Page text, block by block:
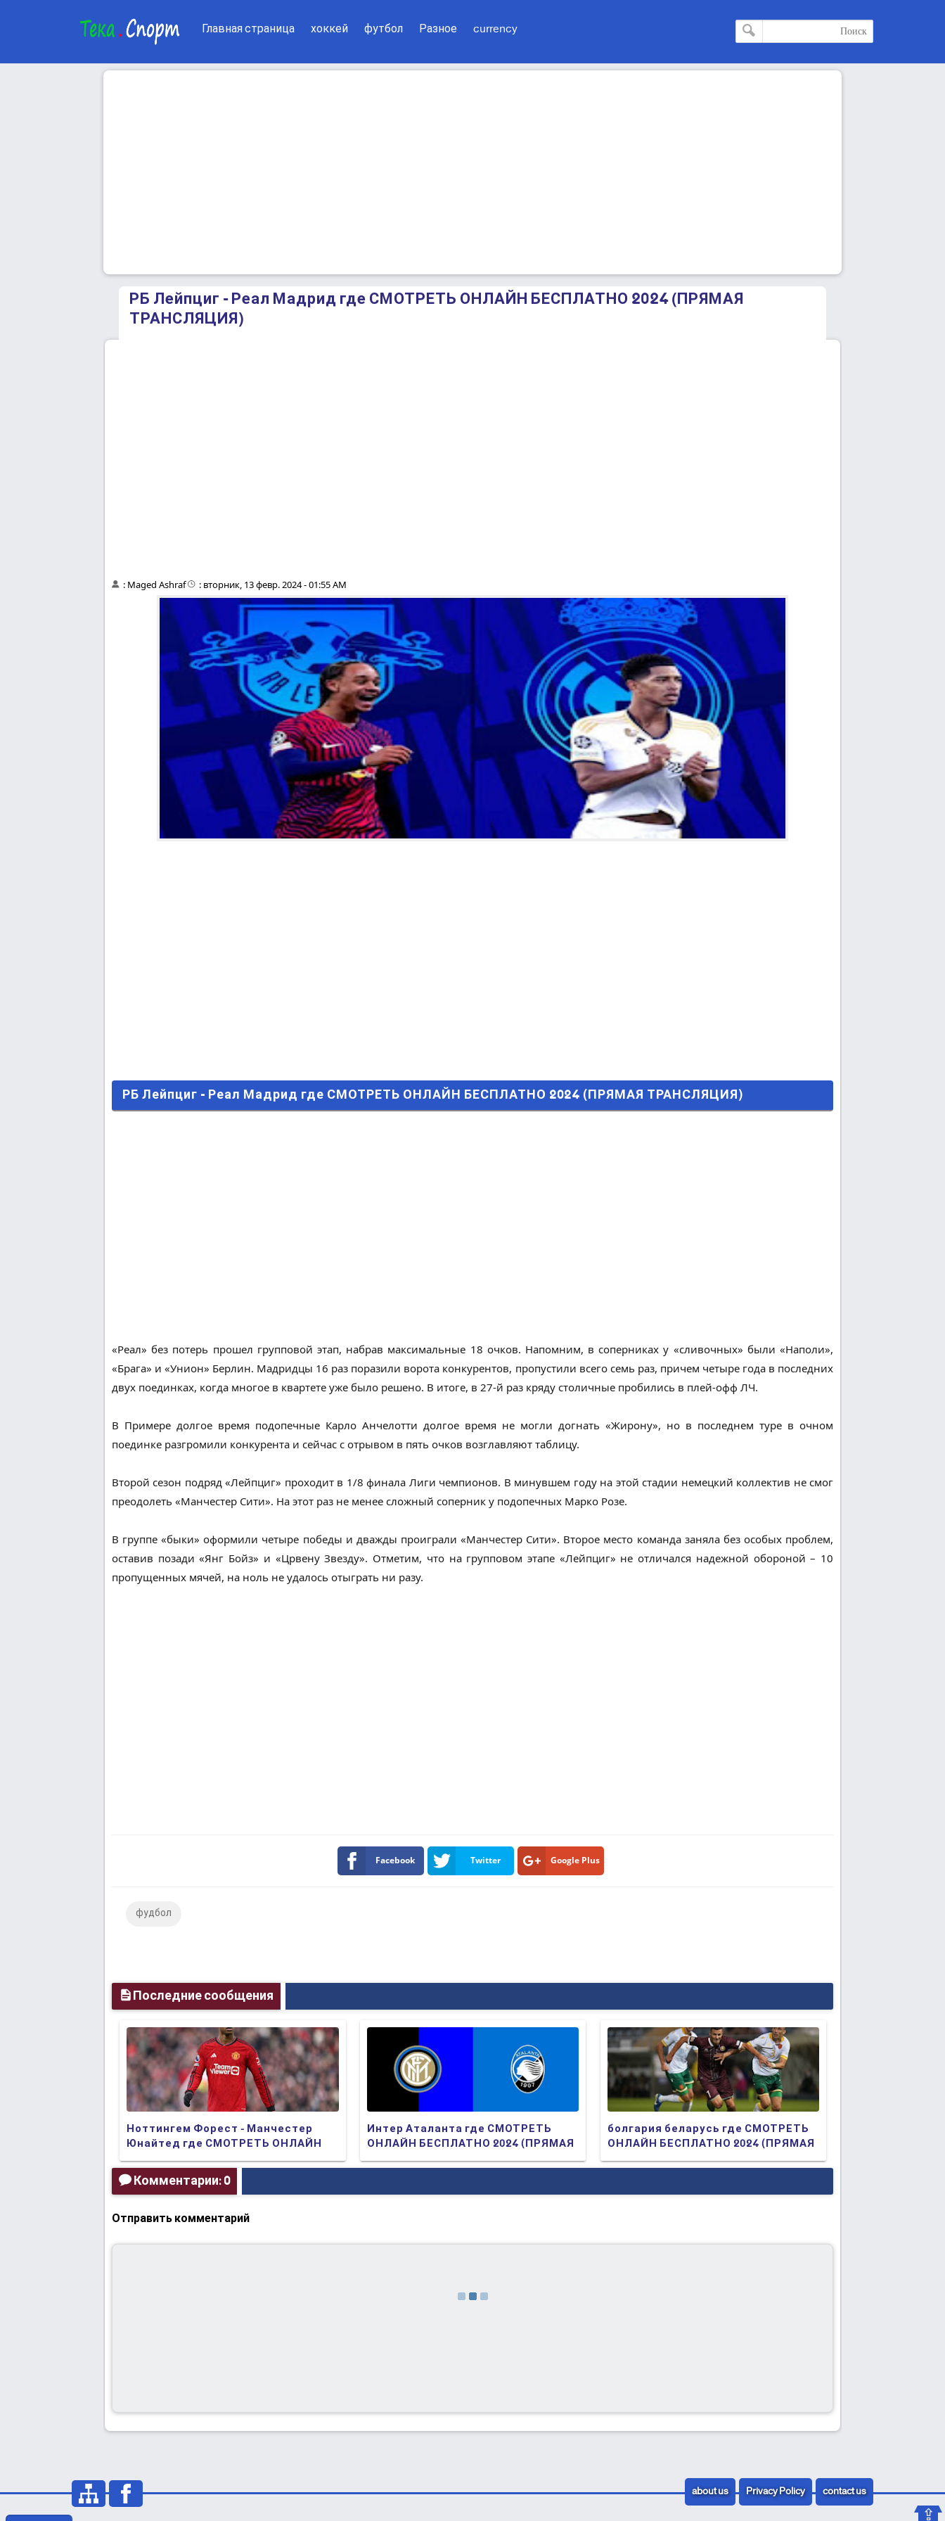
Главная страница хоккей футбол Разное currency
РБ Лейпциг - Реал Мадрид где СМОТРЕТЬ ОНЛАЙН БЕСПЛАТНО 2024 (ПРЯМАЯ
ТРАНСЛЯЦИЯ)
: Maged Ashraf : вторник, 13 февр. 2024 - 01:55 AM
РБ Лейпциг - Реал Мадрид где СМОТРЕТЬ ОНЛАЙН БЕСПЛАТНО 2024 (ПРЯМАЯ ТРАНСЛЯЦИЯ)
РБ Лейпциг - Реал Мадрид где СМОТРЕТЬ ОНЛАЙН БЕСПЛАТНО 2024 (ПРЯМАЯ ТРАНСЛЯЦИЯ)
«Реал» без потерь прошел групповой этап, набрав максимальные 18 очков. Напомним, в соперниках у «сливочных» были «Наполи»,
«Брага» и «Унион» Берлин. Мадридцы 16 раз поразили ворота конкурентов, пропустили всего семь раз, причем четыре года в последних
двух поединках, когда многое в квартете уже было решено. В итоге, в 27-й раз кряду столичные пробились в плей-офф ЛЧ.
В Примере долгое время подопечные Карло Анчелотти долгое время не могли догнать «Жирону», но в последнем туре в очном
поединке разгромили конкурента и сейчас с отрывом в пять очков возглавляют таблицу.
Второй сезон подряд «Лейпциг» проходит в 1/8 финала Лиги чемпионов. В минувшем году на этой стадии немецкий коллектив не смог
преодолеть «Манчестер Сити». На этот раз не менее сложный соперник у подопечных Марко Розе.
В группе «быки» оформили четыре победы и дважды проиграли «Манчестер Сити». Второе место команда заняла без особых проблем,
оставив позади «Янг Бойз» и «Црвену Звезду». Отметим, что на групповом этапе «Лейпциг» не отличался надежной обороной – 10
пропущенных мячей, на ноль не удалось отыграть ни разу.
Facebook Twitter Google Plus
фудбол
Последние сообщения
болгария беларусь где СМОТРЕТЬ
ОНЛАЙН БЕСПЛАТНО 2024 (ПРЯМАЯ
ТРАНСЛЯЦИЯ)
Интер Аталанта где СМОТРЕТЬ
ОНЛАЙН БЕСПЛАТНО 2024 (ПРЯМАЯ
ТРАНСЛЯЦИЯ)
Ноттингем Форест - Манчестер
Юнайтед где СМОТРЕТЬ ОНЛАЙН
БЕСПЛАТНО 2024 (ПРЯМАЯ
ТРАНСЛЯЦИЯ)
Комментарии: 0
Отправить комментарий
contact us
Privacy Policy
about us